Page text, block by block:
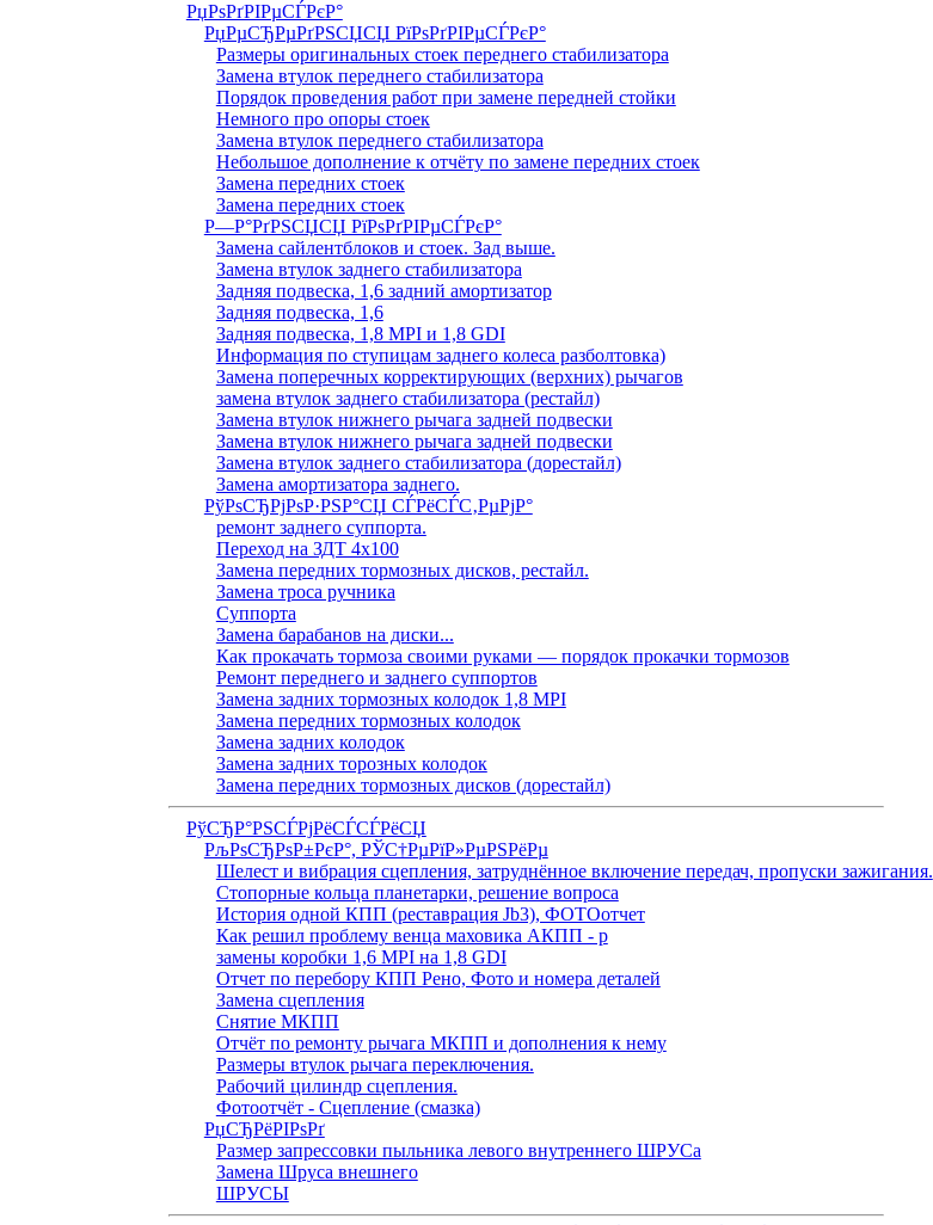
РџРѕРґРІРµСЃРєР°
РџРµСЂРµРґРЅСЏСЏ РїРѕРґРІРµСЃРєР°
Размеры оригинальных стоек переднего стабилизатора
Замена втулок переднего стабилизатора
Порядок проведения работ при замене передней стойки
Немного про опоры стоек
Замена втулок переднего стабилизатора
Небольшое дополнение к отчёту по замене передних стоек
Замена передних стоек
Замена передних стоек
Р—Р°РґРЅСЏСЏ РїРѕРґРІРµСЃРєР°
Замена сайлентблоков и стоек. Зад выше.
Замена втулок заднего стабилизатора
Задняя подвеска, 1,6 задний амортизатор
Задняя подвеска, 1,6
Задняя подвеска, 1,8 MPI и 1,8 GDI
Информация по ступицам заднего колеса разболтовка)
Замена поперечных корректирующих (верхних) рычагов
замена втулок заднего стабилизатора (рестайл)
Замена втулок нижнего рычага задней подвески
Замена втулок нижнего рычага задней подвески
Замена втулок заднего стабилизатора (дорестайл)
Замена амортизатора заднего.
РўРѕСЂРјРѕР·РЅР°СЏ СЃРёСЃС‚РµРјР°
ремонт заднего суппорта.
Переход на ЗДТ 4х100
Замена передних тормозных дисков, рестайл.
Замена троса ручника
Суппорта
Замена барабанов на диски...
Как прокачать тормоза своими руками — порядок прокачки тормозов
Ремонт переднего и заднего суппортов
Замена задних тормозных колодок 1,8 MPI
Замена передних тормозных колодок
Замена задних колодок
Замена задних торозных колодок
Замена передних тормозных дисков (дорестайл)
РўСЂР°РЅСЃРјРёСЃСЃРёСЏ
РљРѕСЂРѕР±РєР°, РЎС†РµРїР»РµРЅРёРµ
Шелест и вибрация сцепления, затруднённое включение передач, пропуски зажигания.
Стопорные кольца планетарки, решение вопроса
История одной КПП (реставрация Jb3), ФОТОотчет
Как решил проблему венца маховика АКПП - р
замены коробки 1,6 MPI на 1,8 GDI
Отчет по перебору КПП Рено, Фото и номера деталей
Замена сцепления
Снятие МКПП
Отчёт по ремонту рычага МКПП и дополнения к нему
Размеры втулок рычага переключения.
Рабочий цилиндр сцепления.
Фотоотчёт - Сцепление (смазка)
РџСЂРёРІРѕРґ
Размер запрессовки пыльника левого внутреннего ШРУСа
Замена Шруса внешнего
ШРУСЫ